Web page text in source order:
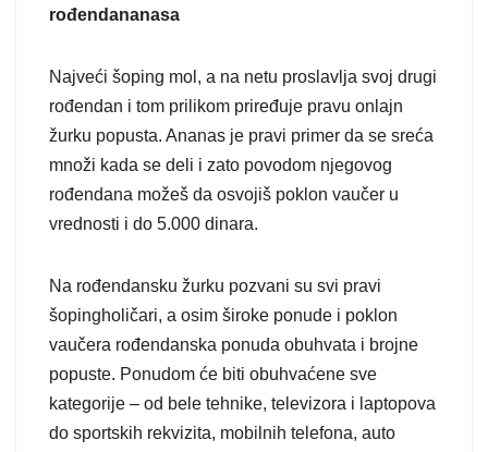
rođendananasa
Najveći šoping mol, a na netu proslavlja svoj drugi
rođendan i tom prilikom priređuje pravu onlajn
žurku popusta. Ananas je pravi primer da se sreća
množi kada se deli i zato povodom njegovog
rođendana možeš da osvojiš poklon vaučer u
vrednosti i do 5.000 dinara.
Na rođendansku žurku pozvani su svi pravi
šopingholičari, a osim široke ponude i poklon
vaučera rođendanska ponuda obuhvata i brojne
popuste. Ponudom će biti obuhvaćene sve
kategorije – od bele tehnike, televizora i laptopova
do sportskih rekvizita, mobilnih telefona, auto